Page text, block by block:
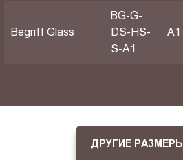
Begriff Glass
BG-G-
DS-HS-
S-A1
A1
ДРУГИЕ РАЗМЕРЫ